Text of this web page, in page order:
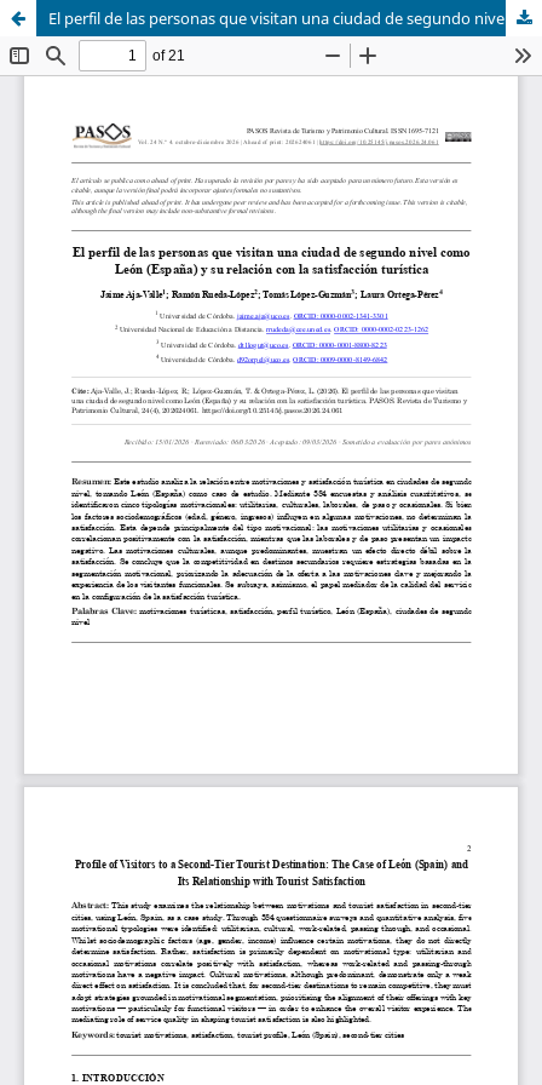
El perfil de las personas que visitan una ciudad de segundo nivel como León (España) y su relación con la satisfacción turística